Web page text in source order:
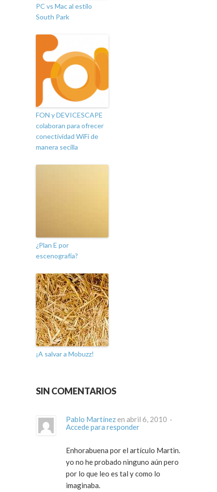
PC vs Mac al estilo
South Park
FON y DEVICESCAPE
colaboran para ofrecer
conectividad WiFi de
manera secilla
¿Plan E por
escenografía?
¡A salvar a Mobuzz!
SIN COMENTARIOS
Pablo Martínez
en abril 6, 2010 ·
Accede para responder
Enhorabuena por el artículo Martin.
yo no he probado ninguno aún pero
por lo que leo es tal y como lo
imaginaba.